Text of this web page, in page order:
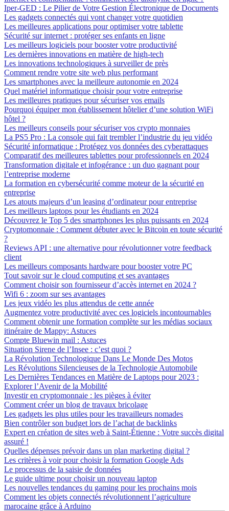
Iper-GED : Le Pilier de Votre Gestion Électronique de Documents
Les gadgets connectés qui vont changer votre quotidien
Les meilleures applications pour optimiser votre tablette
Sécurité sur internet : protéger ses enfants en ligne
Les meilleurs logiciels pour booster votre productivité
Les dernières innovations en matière de high-tech
Les innovations technologiques à surveiller de près
Comment rendre votre site web plus performant
Les smartphones avec la meilleure autonomie en 2024
Quel matériel informatique choisir pour votre entreprise
Les meilleures pratiques pour sécuriser vos emails
Pourquoi équiper mon établissement hôtelier d’une solution WiFi
hôtel ?
Les meilleurs conseils pour sécuriser vos crypto monnaies
La PS5 Pro : La console qui fait trembler l’industrie du jeu vidéo
Sécurité informatique : Protégez vos données des cyberattaques
Comparatif des meilleures tablettes pour professionnels en 2024
Transformation digitale et infogérance : un duo gagnant pour
l’entreprise moderne
La formation en cybersécurité comme moteur de la sécurité en
entreprise
Les atouts majeurs d’un leasing d’ordinateur pour entreprise
Les meilleurs laptops pour les étudiants en 2024
Découvrez le Top 5 des smartphones les plus puissants en 2024
Cryptomonnaie : Comment débuter avec le Bitcoin en toute sécurité
?
Reviews API : une alternative pour révolutionner votre feedback
client
Les meilleurs composants hardware pour booster votre PC
Tout savoir sur le cloud computing et ses avantages
Comment choisir son fournisseur d’accès internet en 2024 ?
Wifi 6 : zoom sur ses avantages
Les jeux vidéo les plus attendus de cette année
Augmentez votre productivité avec ces logiciels incontournables
Comment obtenir une formation complète sur les médias sociaux
itinéraire de Mappy: Astuces
Compte Bluewin mail : Astuces
Situation Sirene de l’Insee : c’est quoi ?
La Révolution Technologique Dans Le Monde Des Motos
Les Révolutions Silencieuses de la Technologie Automobile
Les Dernières Tendances en Matière de Laptops pour 2023 :
Explorer l’Avenir de la Mobilité
Investir en cryptomonnaie : les pièges à éviter
Comment créer un blog de travaux bricolage
Les gadgets les plus utiles pour les travailleurs nomades
Bien contrôler son budget lors de l’achat de backlinks
Expert en création de sites web à Saint-Étienne : Votre succès digital
assuré !
Quelles dépenses prévoir dans un plan marketing digital ?
Les critères à voir pour choisir la formation Google Ads
Le processus de la saisie de données
Le guide ultime pour choisir un nouveau laptop
Les nouvelles tendances du gaming pour les prochains mois
Comment les objets connectés révolutionnent l’agriculture
marocaine grâce à Arduino